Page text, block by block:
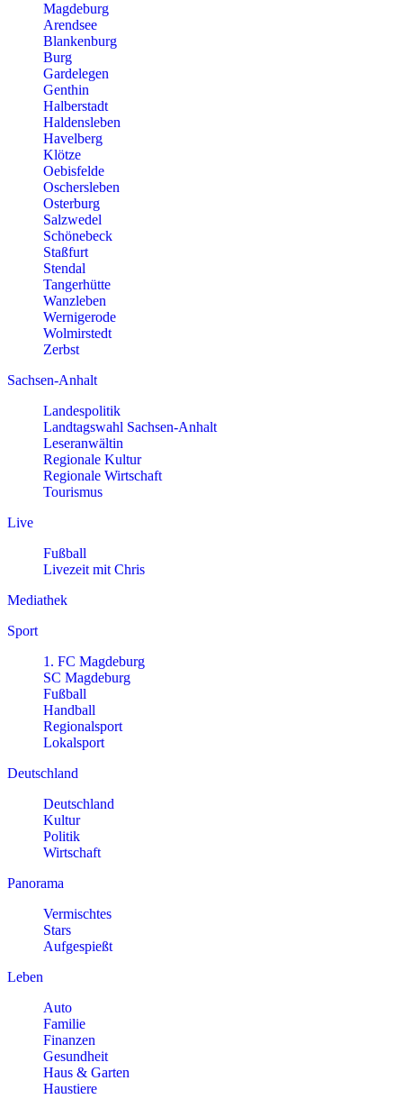
Magdeburg
Arendsee
Blankenburg
Burg
Gardelegen
Genthin
Halberstadt
Haldensleben
Havelberg
Klötze
Oebisfelde
Oschersleben
Osterburg
Salzwedel
Schönebeck
Staßfurt
Stendal
Tangerhütte
Wanzleben
Wernigerode
Wolmirstedt
Zerbst
Sachsen-Anhalt
Landespolitik
Landtagswahl Sachsen-Anhalt
Leseranwältin
Regionale Kultur
Regionale Wirtschaft
Tourismus
Live
Fußball
Livezeit mit Chris
Mediathek
Sport
1. FC Magdeburg
SC Magdeburg
Fußball
Handball
Regionalsport
Lokalsport
Deutschland
Deutschland
Kultur
Politik
Wirtschaft
Panorama
Vermischtes
Stars
Aufgespießt
Leben
Auto
Familie
Finanzen
Gesundheit
Haus & Garten
Haustiere